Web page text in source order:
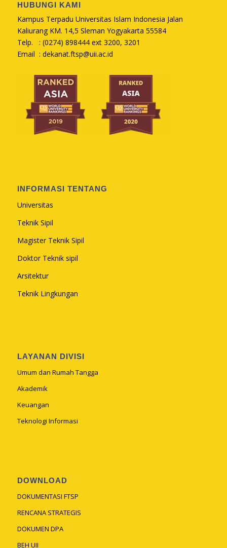
HUBUNGI KAMI
Kampus Terpadu Universitas Islam Indonesia Jalan
Kaliurang KM. 14,5 Sleman Yogyakarta 55584
Telp. : (0274) 898444 ext 3200, 3201
Email : dekanat.ftsp@uii.ac.id
INFORMASI TENTANG
Universitas
Teknik Sipil
Magister Teknik Sipil
Doktor Teknik sipil
Arsitektur
Teknik Lingkungan
LAYANAN DIVISI
Umum dan Rumah Tangga
Akademik
Keuangan
Teknologi Informasi
DOWNLOAD
DOKUMENTASI FTSP
RENCANA STRATEGIS
DOKUMEN DPA
BEH UII